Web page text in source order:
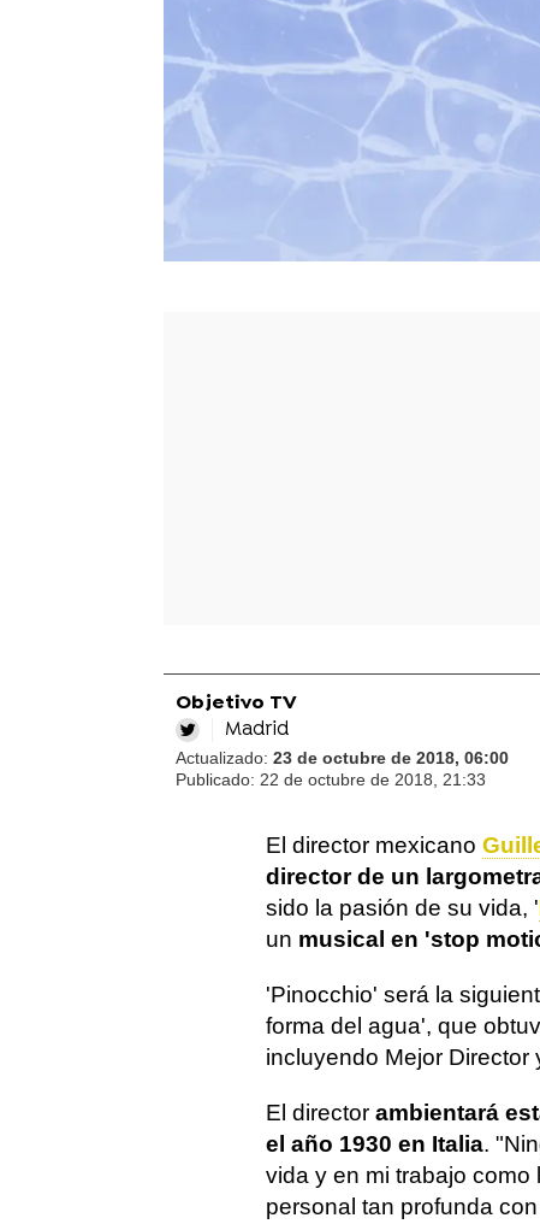
Objetivo TV
Madrid
Actualizado: 23 de octubre de 2018, 06:00
Publicado: 22 de octubre de 2018, 21:33
El director mexicano
director de un
sido la pasión de su vida, '
un musical en 'stop
'Pinocchio' será la
forma del agua', que
incluyendo Mejor Director
El director ambientará
el año 1930 en Italia.
vida y en mi trabajo
personal tan profunda